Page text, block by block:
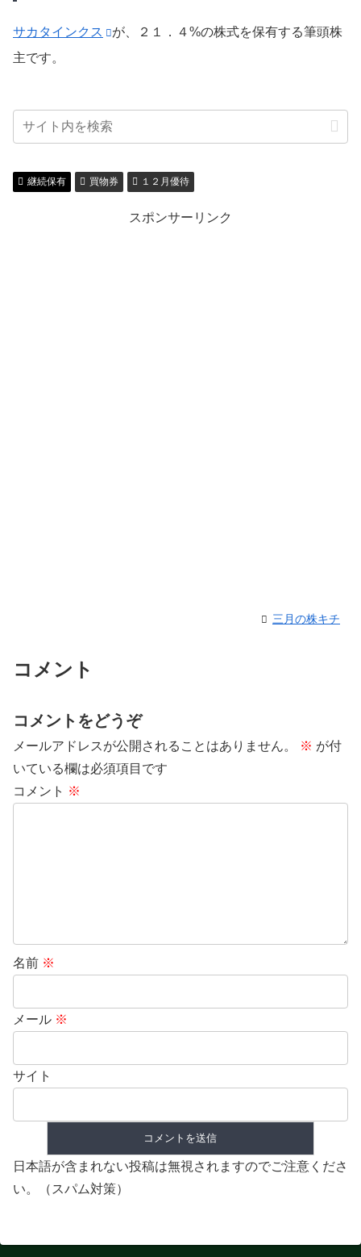
サカタインクス
が、２１．４%の株式を保有する筆頭株
主です。
継続保有 買物券 １２月優待
スポンサーリンク
三月の株キチ
コメント
コメントをどうぞ
メールアドレスが公開されることはありません。 ※ が付
いている欄は必須項目です
コメント ※
名前 ※
メール ※
サイト
日本語が含まれない投稿は無視されますのでご注意くださ
い。（スパム対策）